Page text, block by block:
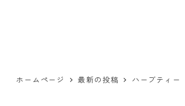
ホームページ 最新の投稿 ハーブティー